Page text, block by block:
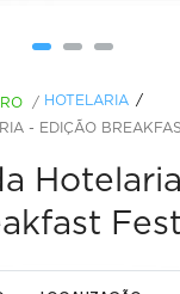
/ HOTELARIA
- EDIÇÃO